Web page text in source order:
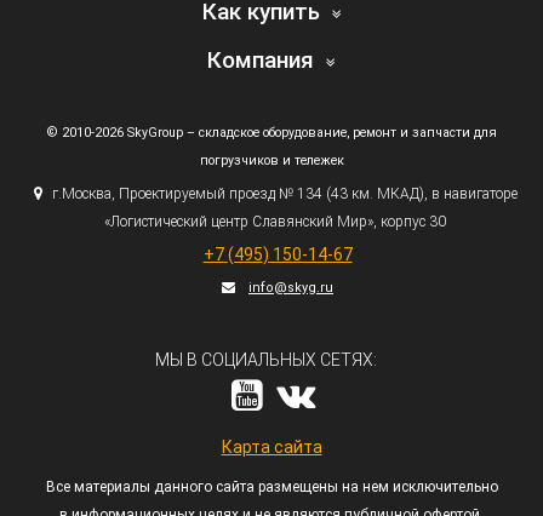
Как купить
Компания
© 2010-2026 SkyGroup – складское оборудование, ремонт и запчасти для
погрузчиков и тележек
г.Москва, Проектируемый проезд № 134 (43км. МКАД), в навигаторе
«Логистический центр Славянский Мир», корпус 30
+7 (495) 150-14-67
info@skyg.ru
МЫ В СОЦИАЛЬНЫХ СЕТЯХ:
Карта сайта
Все материалы данного сайта размещены на нем исключительно